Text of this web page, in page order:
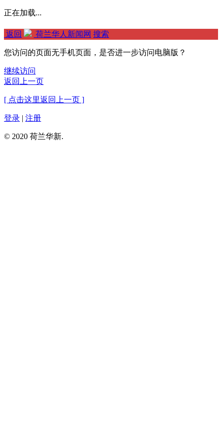
正在加载...
返回 荷兰华人新闻网 搜索
您访问的页面无手机页面，是否进一步访问电脑版？
继续访问
返回上一页
[ 点击这里返回上一页 ]
登录 | 注册
© 2020 荷兰华新.